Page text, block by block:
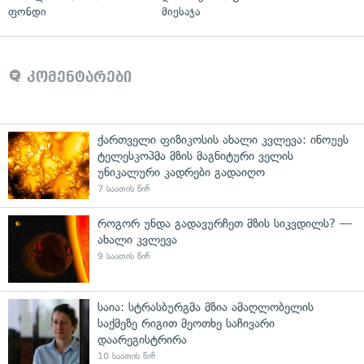
ფონდი
მიესაჯა
კომენტარები
ქართველი ფიზიკოსის ახალი კვლევა: ინოუეს
ტელესკოპმა მზის მაგნიტური ველის
უნიკალური კადრები გადაიღო
7 საათის წინ
როგორ უნდა გადავურჩეთ მზის სიკვდილს? —
ახალი კვლევა
9 საათის წინ
საია: სტრასბურგმა მზია ამაღლობელის
საქმეზე რიგით მეოთხე საჩივარი
დაარეგისტრირა
10 საათის წინ